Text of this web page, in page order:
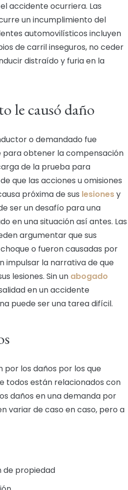
accidente ocurriera. Las
un incumplimiento del
automovilísticos incluyen
de carril inseguros, no ceder
distraído y furia en la
le causó daño
o demandado fue
para obtener la compensación
de la prueba para
que las acciones u omisiones
próxima de sus lesionesy
ser un desafío para una
en una situación así antes. Las
argumentar que sus
o fueron causadas por
impulsar la narrativa de que
lesiones. Sin un abogado
en un accidente
puede ser una tarea difícil.
los daños por los que
todos están relacionados con
daños en una demanda por
variar de caso en caso, pero a
de propiedad